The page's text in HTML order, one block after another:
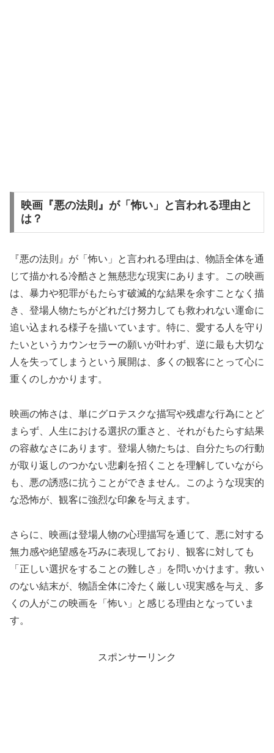
映画『悪の法則』が「怖い」と言われる理由と
は？
『悪の法則』が「怖い」と言われる理由は、物語全体を通
じて描かれる冷酷さと無慈悲な現実にあります。この映画
は、暴力や犯罪がもたらす破滅的な結果を余すことなく描
き、登場人物たちがどれだけ努力しても救われない運命に
追い込まれる様子を描いています。特に、愛する人を守り
たいというカウンセラーの願いが叶わず、逆に最も大切な
人を失ってしまうという展開は、多くの観客にとって心に
重くのしかかります。
映画の怖さは、単にグロテスクな描写や残虐な行為にとど
まらず、人生における選択の重さと、それがもたらす結果
の容赦なさにあります。登場人物たちは、自分たちの行動
が取り返しのつかない悲劇を招くことを理解していながら
も、悪の誘惑に抗うことができません。このような現実的
な恐怖が、観客に強烈な印象を与えます。
さらに、映画は登場人物の心理描写を通じて、悪に対する
無力感や絶望感を巧みに表現しており、観客に対しても
「正しい選択をすることの難しさ」を問いかけます。救い
のない結末が、物語全体に冷たく厳しい現実感を与え、多
くの人がこの映画を「怖い」と感じる理由となっていま
す。
スポンサーリンク